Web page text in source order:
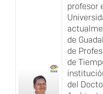
profesor
de
de
de
del